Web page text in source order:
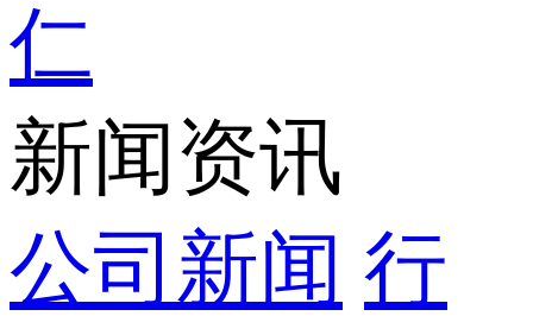
仁
新闻资讯
公司新闻 行